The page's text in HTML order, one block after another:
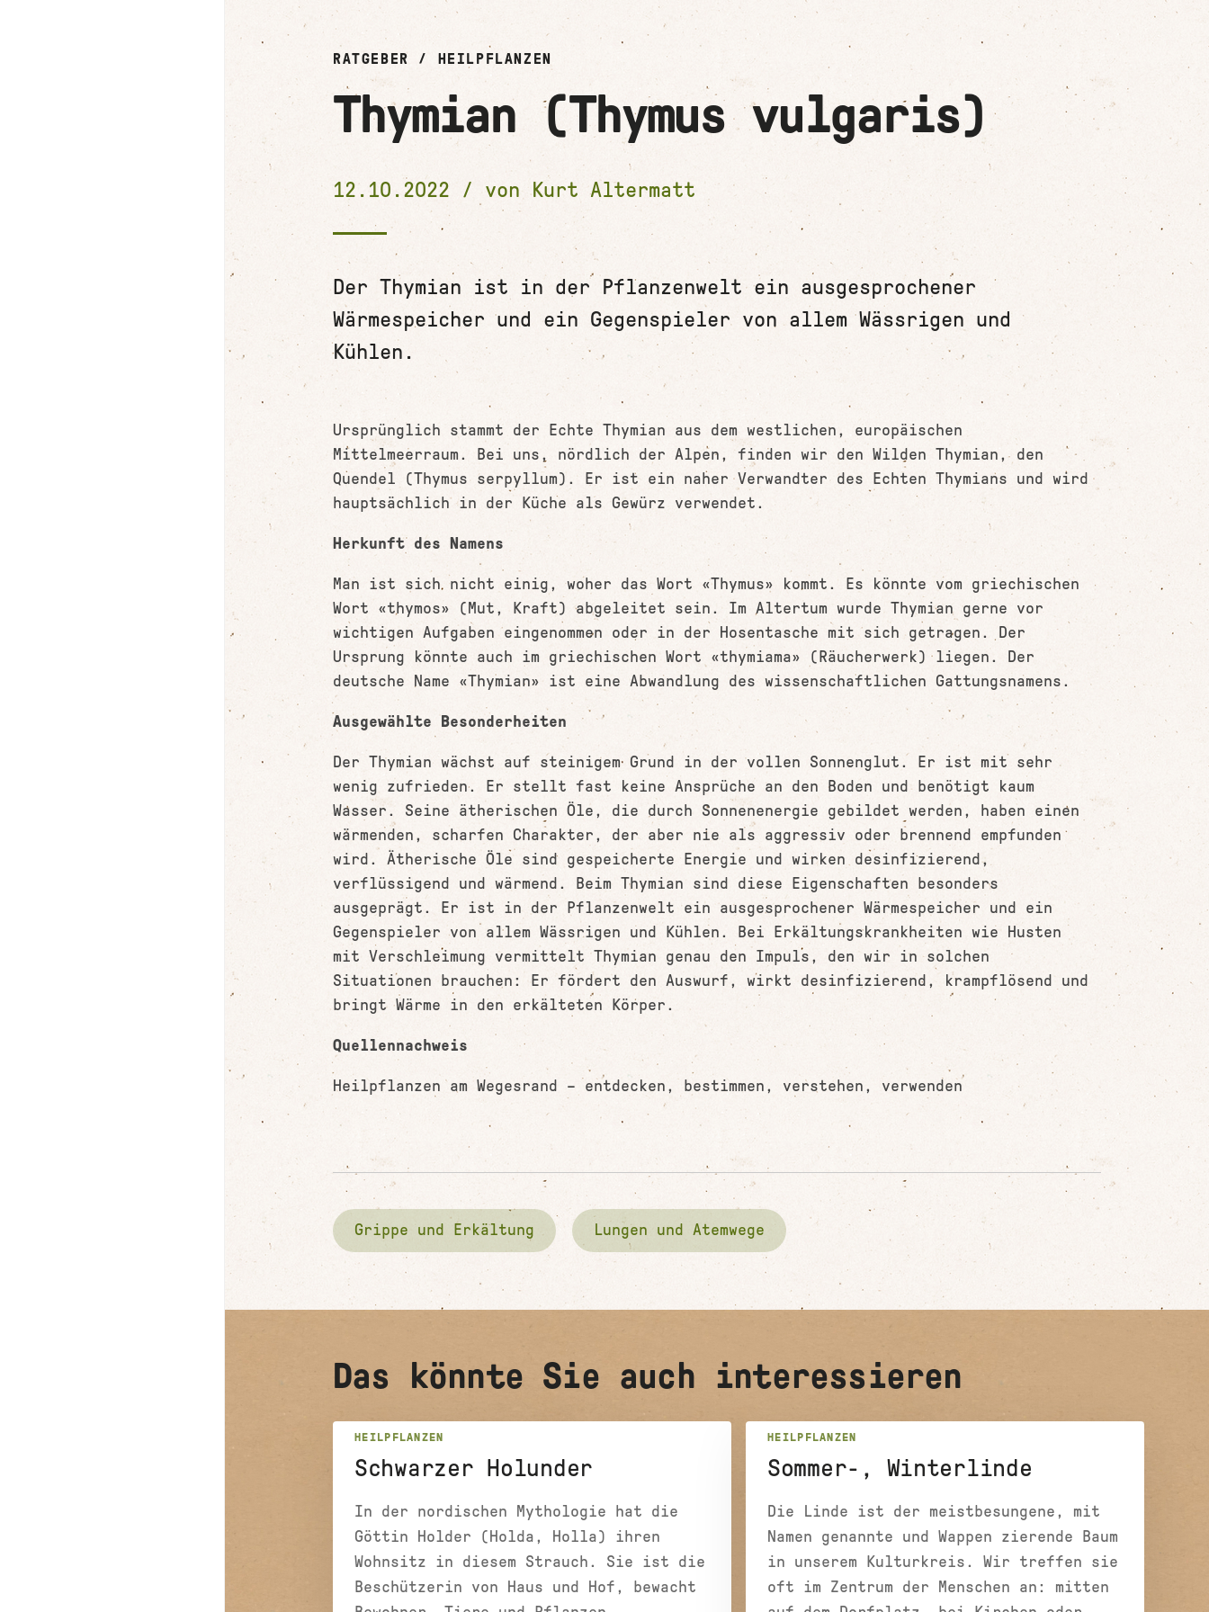
RATGEBER / HEILPFLANZEN
Thymian (Thymus vulgaris)
12.10.2022 / vonKurt Altermatt
Der Thymian ist in der Pflanzenwelt ein ausgesprochener
Wärmespeicher und ein Gegenspieler von allem Wässrigen und
Kühlen.
Ursprünglich stammt der Echte Thymian aus dem westlichen, europäischen
Mittelmeerraum. Bei uns, nördlich der Alpen, finden wir den Wilden Thymian, den
Quendel (Thymus serpyllum). Er ist ein naher Verwandter des Echten Thymians und wird
hauptsächlich in der Küche als Gewürz verwendet.
Herkunft des Namens
Man ist sich nicht einig, woher das Wort «Thymus» kommt. Es könnte vom griechischen
Wort «thymos» (Mut, Kraft) abgeleitet sein. Im Altertum wurde Thymian gerne vor
wichtigen Aufgaben eingenommen oder in der Hosentasche mit sich getragen. Der
Ursprung könnte auch im griechischen Wort «thymiama» (Räucherwerk) liegen. Der
deutsche Name «Thymian» ist eine Abwandlung des wissenschaftlichen Gattungsnamens.
Ausgewählte Besonderheiten
Der Thymian wächst auf steinigem Grund in der vollen Sonnenglut. Er ist mit sehr
wenig zufrieden. Er stellt fast keine Ansprüche an den Boden und benötigt kaum
Wasser. Seine ätherischen Öle, die durch Sonnenenergie gebildet werden, haben einen
wärmenden, scharfen Charakter, der aber nie als aggressiv oder brennend empfunden
wird. Ätherische Öle sind gespeicherte Energie und wirken desinfizierend,
verflüssigend und wärmend. Beim Thymian sind diese Eigenschaften besonders
ausgeprägt. Er ist in der Pflanzenwelt ein ausgesprochener Wärmespeicher und ein
Gegenspieler von allem Wässrigen und Kühlen. Bei Erkältungskrankheiten wie Husten
mit Verschleimung vermittelt Thymian genau den Impuls, den wir in solchen
Situationen brauchen: Er fördert den Auswurf, wirkt desinfizierend, krampflösend und
bringt Wärme in den erkälteten Körper.
Quellennachweis
Heilpflanzen am Wegesrand – entdecken, bestimmen, verstehen, verwenden
Grippe und Erkältung Lungen und Atemwege
Das könnte Sie auch interessieren
HEILPFLANZEN
Schwarzer Holunder
In der nordischen Mythologie hat die
Göttin Holder (Holda, Holla) ihren
Wohnsitz in diesem Strauch. Sie ist die
Beschützerin von Haus und Hof, bewacht
HEILPFLANZEN
Sommer-, Winterlinde
Die Linde ist der meistbesungene, mit
Namen genannte und Wappen zierende Baum
in unserem Kulturkreis. Wir treffen sie
oft im Zentrum der Menschen an: mitten